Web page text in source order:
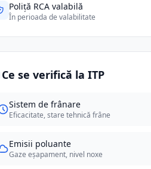
Poliță RCA valabilă
În perioada de valabilitate
Ce se verifică la ITP
Sistem de frânare
Eficacitate, stare tehnică frâne
Emisii poluante
Gaze eșapament, nivel noxe